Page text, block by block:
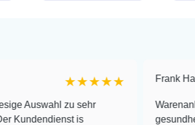
★★★★★
zu sehr
is
Frank Hackmayer
gesundheitliches